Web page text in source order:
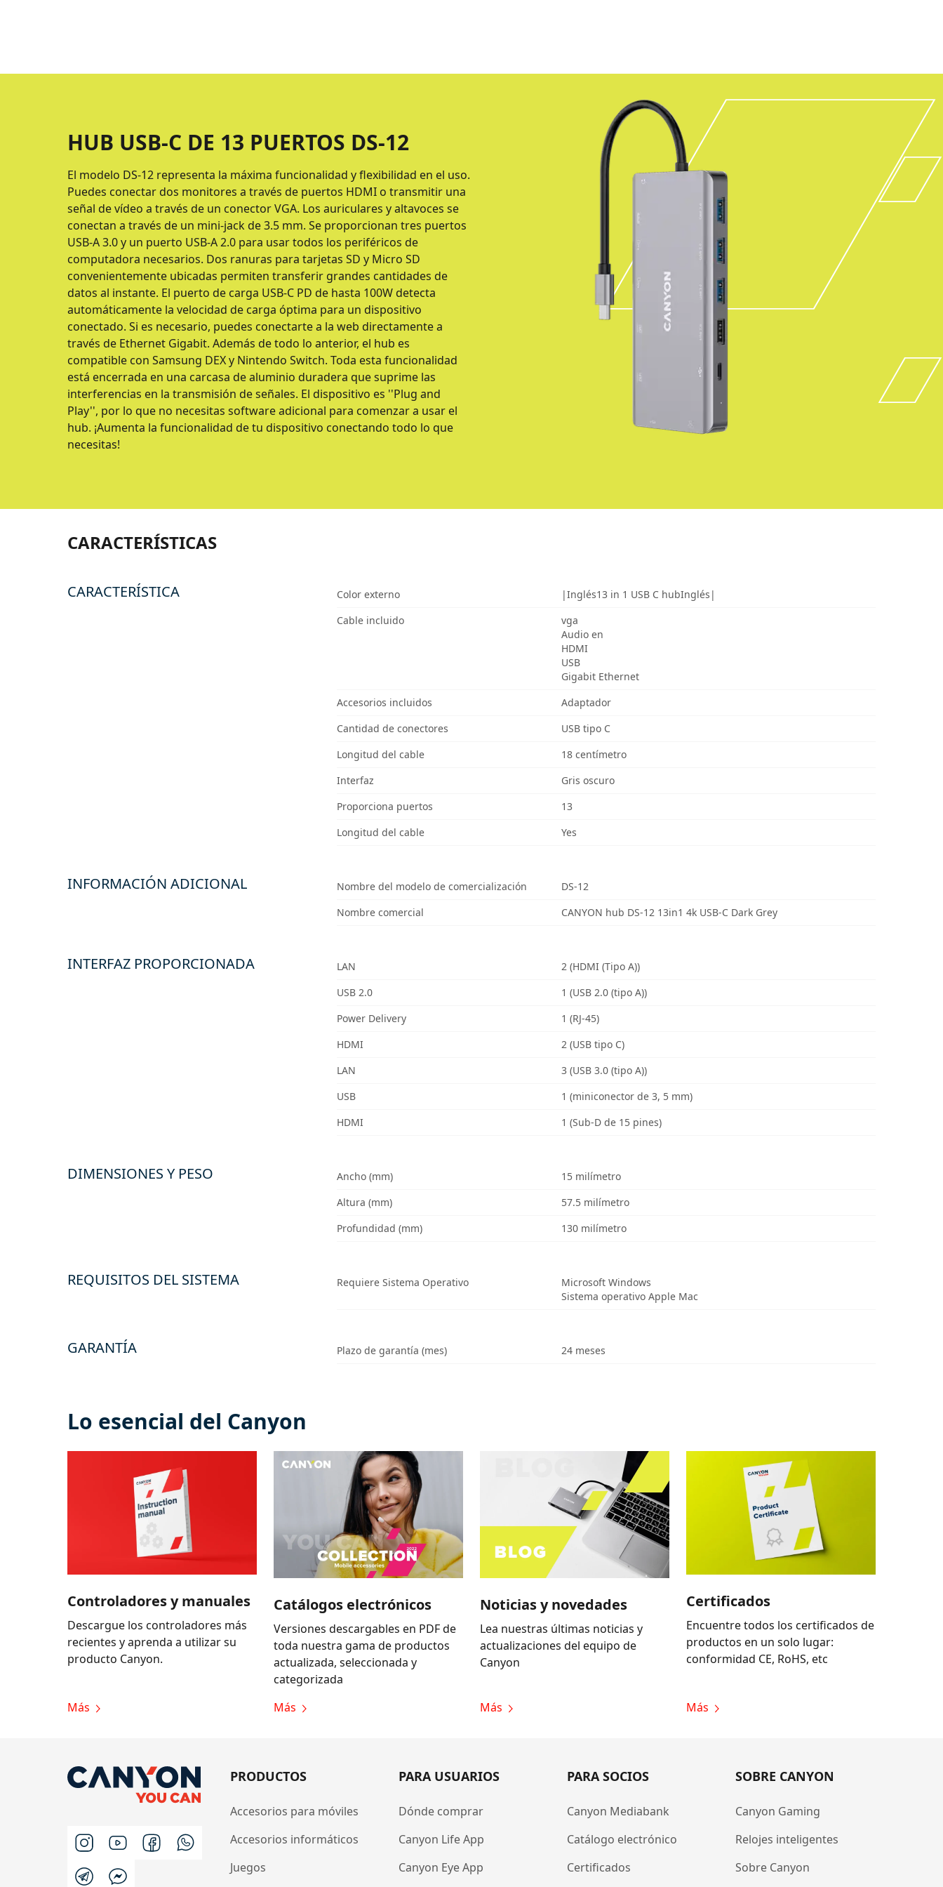
HUB USB-C DE 13 PUERTOS DS-12
El modelo DS-12 representa la máxima funcionalidad y flexibilidad en el uso.
Puedes conectar dos monitores a través de puertos HDMI o transmitir una
señal de vídeo a través de un conector VGA. Los auriculares y altavoces se
conectan a través de un mini-jack de 3.5 mm. Se proporcionan tres puertos
USB-A 3.0 y un puerto USB-A 2.0 para usar todos los periféricos de
computadora necesarios. Dos ranuras para tarjetas SD y Micro SD
convenientemente ubicadas permiten transferir grandes cantidades de
datos al instante. El puerto de carga USB-C PD de hasta 100W detecta
automáticamente la velocidad de carga óptima para un dispositivo
conectado. Si es necesario, puedes conectarte a la web directamente a
través de Ethernet Gigabit. Además de todo lo anterior, el hub es
compatible con Samsung DEX y Nintendo Switch. Toda esta funcionalidad
está encerrada en una carcasa de aluminio duradera que suprime las
interferencias en la transmisión de señales. El dispositivo es ''Plug and
Play'', por lo que no necesitas software adicional para comenzar a usar el
hub. ¡Aumenta la funcionalidad de tu dispositivo conectando todo lo que
necesitas!
CARACTERÍSTICAS
CARACTERÍSTICA Color externo
|Inglés13 in 1 USB C hubInglés|
Cable incluido
vga
Audio en
HDMI
USB
Gigabit Ethernet
Accesorios incluidos
Adaptador
Cantidad de conectores
USB tipo C
Longitud del cable
18 centímetro
Interfaz
Gris oscuro
Proporciona puertos
13
Longitud del cable
Yes
INFORMACIÓN ADICIONAL Nombre del modelo de comercialización
DS-12
Nombre comercial
CANYON hub DS-12 13in1 4k USB-C Dark Grey
INTERFAZ PROPORCIONADA LAN
2 (HDMI (Tipo A))
USB 2.0
1 (USB 2.0 (tipo A))
Power Delivery
1 (RJ-45)
HDMI
2 (USB tipo C)
LAN
3 (USB 3.0 (tipo A))
USB
1 (miniconector de 3, 5 mm)
HDMI
1 (Sub-D de 15 pines)
DIMENSIONES Y PESO Ancho (mm)
15 milímetro
Altura (mm)
57.5 milímetro
Profundidad (mm)
130 milímetro
REQUISITOS DEL SISTEMA Requiere Sistema Operativo
Microsoft Windows
Sistema operativo Apple Mac
GARANTÍA Plazo de garantía (mes) 24 meses
Lo esencial del Canyon
Controladores y manuales
Descargue los controladores más
recientes y aprenda a utilizar su
producto Canyon.
Más
Catálogos electrónicos
Versiones descargables en PDF de
toda nuestra gama de productos
actualizada, seleccionada y
categorizada
Más
Noticias y novedades
Lea nuestras últimas noticias y
actualizaciones del equipo de
Canyon
Más
Certificados
Encuentre todos los certificados de
productos en un solo lugar:
conformidad CE, RoHS, etc
Más
PRODUCTOS
Accesorios para móviles
Accesorios informáticos
Juegos
PARA USUARIOS
Dónde comprar
Canyon Life App
Canyon Eye App
PARA SOCIOS
Canyon Mediabank
Catálogo electrónico
Certificados
SOBRE CANYON
Canyon Gaming
Relojes inteligentes
Sobre Canyon